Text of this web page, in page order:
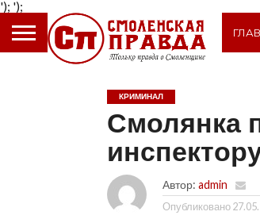
');
КРИМИНАЛ
Смолянка
Автор: admin
Опубликовано
');